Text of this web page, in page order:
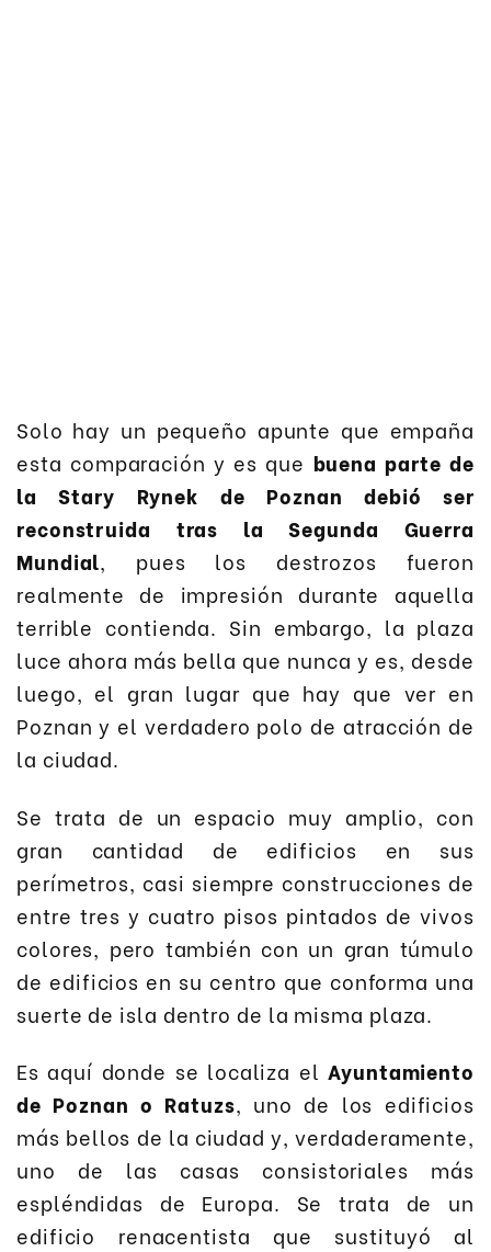
Solo hay un pequeño apunte que empaña
esta comparación y es que buena parte de
la Stary Rynek de Poznan debió ser
reconstruida tras la Segunda Guerra
Mundial, pues los destrozos fueron
realmente de impresión durante aquella
terrible contienda. Sin embargo, la plaza
luce ahora más bella que nunca y es, desde
luego, el gran lugar que hay que ver en
Poznan y el verdadero polo de atracción de
la ciudad.
Se trata de un espacio muy amplio, con
gran cantidad de edificios en sus
perímetros, casi siempre construcciones de
entre tres y cuatro pisos pintados de vivos
colores, pero también con un gran túmulo
de edificios en su centro que conforma una
suerte de isla dentro de la misma plaza.
Es aquí donde se localiza elAyuntamiento
de Poznan o Ratuzs, uno de los edificios
más bellos de la ciudad y, verdaderamente,
uno de las casas consistoriales más
espléndidas de Europa. Se trata de un
edificio renacentista que sustituyó al